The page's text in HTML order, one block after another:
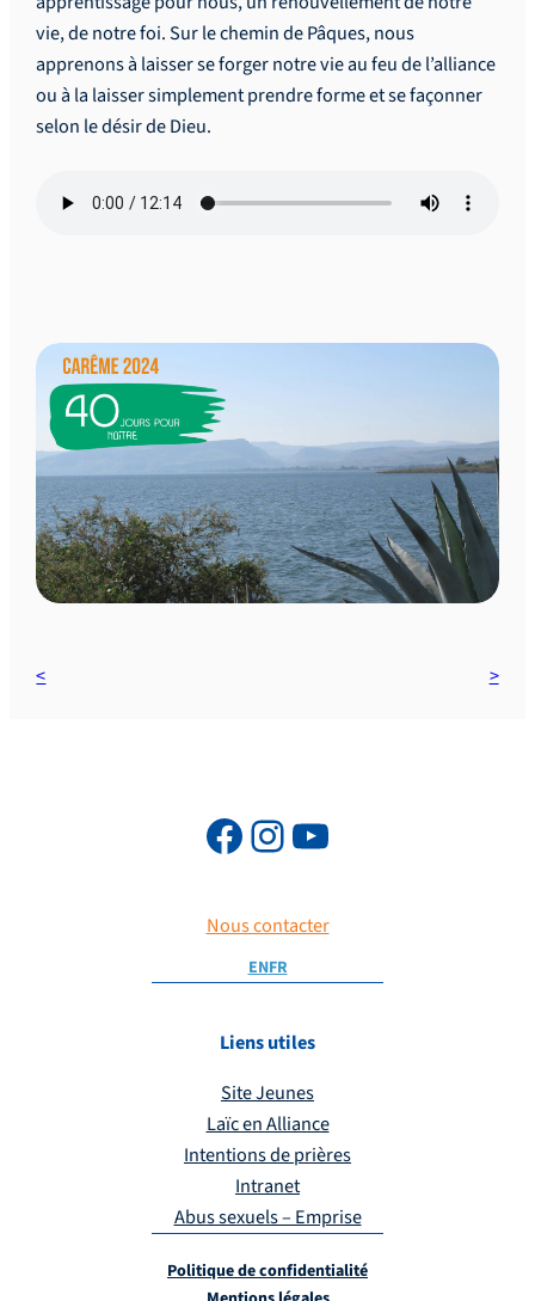
vie, de notre foi. Sur le chemin de Pâques, nous
apprenons à laisser se forger notre vie au feu de l’alliance
ou à la laisser simplement prendre forme et se façonner
selon le désir de Dieu.
Nous contacter
ENFR
Liens utiles
Site Jeunes
Laïc en Alliance
Intentions de prières
Intranet
Abus sexuels – Emprise
Politique de confidentialité